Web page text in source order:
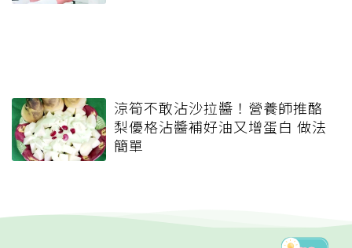
涼筍不敢沾沙拉醬！營養師推酪
梨優格沾醬補好油又增蛋白 做法
簡單